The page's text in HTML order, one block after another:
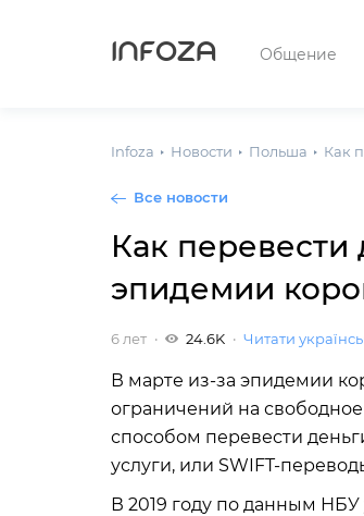
INFOZA Общение
Infoza Новости Польша Как
Все новости
Как перевести
эпидемии
6 лет 24.6K Читати
В марте из-за эпидемии
ограничений на
способом перевести
услуги, или SWIFT-
В 2019 году по данным